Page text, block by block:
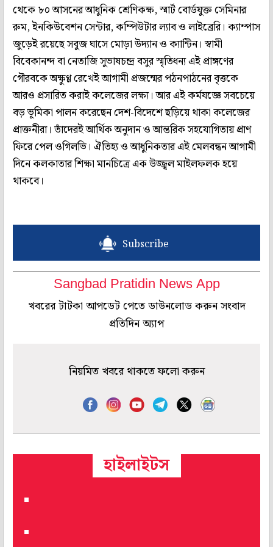
থেকে ৮০ আসনের আধুনিক শ্রেণিকক্ষ, স্মার্ট বোর্ডযুক্ত সেমিনার
রুম, ইনকিউবেশন সেন্টার, কম্পিউটার ল্যাব ও লাইব্রেরি। ক্যাম্পাস
জুড়েই রয়েছে সবুজ ঘাসে মোড়া উদ্যান ও ক্যান্টিন। স্বামী
বিবেকানন্দ বা নেতাজি সুভাষচন্দ্র বসুর স্মৃতিধন্য এই প্রাঙ্গণের
গৌরবকে অক্ষুণ্ণ রেখেই আগামী প্রজন্মের পঠনপাঠনের বৃত্তকে
আরও প্রসারিত করাই কলেজের লক্ষ্য। আর এই কর্মযজ্ঞে সবচেয়ে
বড় ভূমিকা পালন করেছেন দেশ-বিদেশে ছড়িয়ে থাকা কলেজের
প্রাক্তনীরা। তাঁদেরই আর্থিক অনুদান ও আন্তরিক সহযোগিতায় প্রাণ
ফিরে পেল ওগিলভি। ঐতিহ্য ও আধুনিকতার এই মেলবন্ধন আগামী
দিনে কলকাতার শিক্ষা মানচিত্রে এক উজ্জ্বল মাইলফলক হয়ে
থাকবে।
Subscribe
Sangbad Pratidin News App
খবরের টাটকা আপডেট পেতে ডাউনলোড করুন সংবাদ
প্রতিদিন অ্যাপ
নিয়মিত খবরে থাকতে ফলো করুন
হাইলাইটস